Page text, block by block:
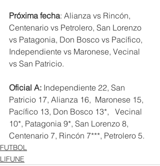
Próxima fecha: Alianza vs Rincón,
Centenario vs Petrolero, San Lorenzo
vs Patagonia, Don Bosco vs Pacífico,
Independiente vs Maronese, Vecinal
vs San Patricio.
Oficial A: Independiente 22, San
Patricio 17, Alianza 16,  Maronese 15,
Pacífico 13, Don Bosco 13*,   Vecinal
10*, Patagonia 9*, San Lorenzo 8,
Centenario 7, Rincón 7***, Petrolero 5.
FUTBOL
LIFUNE